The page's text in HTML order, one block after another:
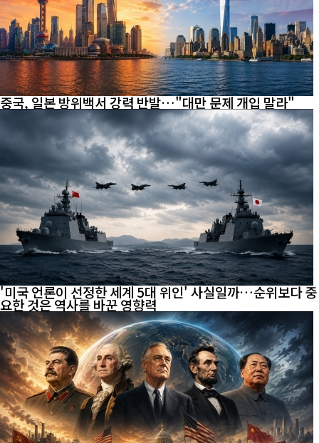
중국, 일본 방위백서 강력 반발…"대만 문제 개입 말라"
'미국 언론이 선정한 세계 5대 위인' 사실일까…순위보다 중
요한 것은 역사를 바꾼 영향력